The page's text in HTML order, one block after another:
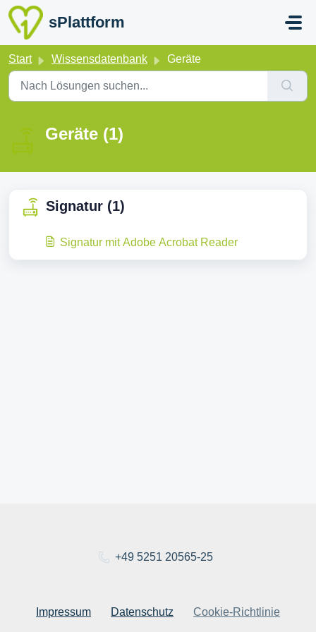
Zum hauptsächlichen Inhalt gehen
sPlattform
Start Wissensdatenbank Geräte
Geräte (1)
Signatur (1)
Signatur mit Adobe Acrobat Reader
+49 5251 20565-25
Impressum Datenschutz Cookie-Richtlinie